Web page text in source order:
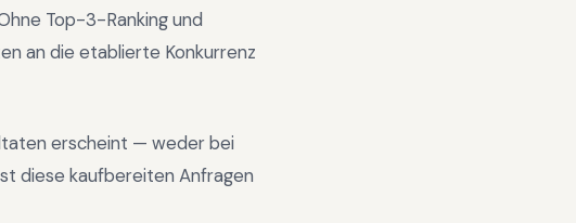
Top-3-Ranking und
an die etablierte Konkurrenz
erscheint — weder bei
diese kaufbereiten Anfragen